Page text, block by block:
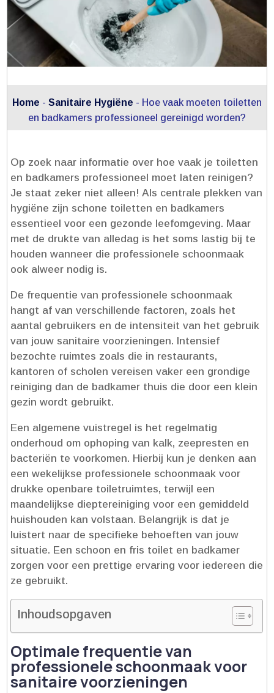
Home - Sanitaire Hygiëne - Hoe vaak moeten toiletten
en badkamers professioneel gereinigd worden?
Op zoek naar informatie over hoe vaak je toiletten
en badkamers professioneel moet laten reinigen?
Je staat zeker niet alleen! Als centrale plekken van
hygiëne zijn schone toiletten en badkamers
essentieel voor een gezonde leefomgeving.​ Maar
met de drukte van alledag is het soms lastig bij te
houden wanneer die professionele schoonmaak
ook alweer nodig is.​
De frequentie van professionele schoonmaak
hangt af van verschillende factoren, zoals het
aantal gebruikers en de intensiteit van het gebruik
van jouw sanitaire voorzieningen.​ Intensief
bezochte ruimtes zoals die in restaurants,
kantoren of scholen vereisen vaker een grondige
reiniging dan de badkamer thuis die door een klein
gezin wordt gebruikt.​
Een algemene vuistregel is het regelmatig
onderhoud om ophoping van kalk, zeepresten en
bacteriën te voorkomen.​ Hierbij kun je denken aan
een wekelijkse professionele schoonmaak voor
drukke openbare toiletruimtes, terwijl een
maandelijkse dieptereiniging voor een gemiddeld
huishouden kan volstaan.​ Belangrijk is dat je
luistert naar de specifieke behoeften van jouw
situatie.​ Een schoon en fris toilet en badkamer
zorgen voor een prettige ervaring voor iedereen die
ze gebruikt.​
Inhoudsopgaven
Optimale frequentie van
professionele schoonmaak voor
sanitaire voorzieningen